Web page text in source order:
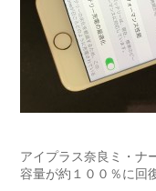
アイプラス奈良ミ・ナ
容量が約１００％に回